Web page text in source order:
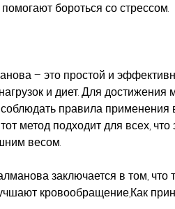
бороться со стрессом.
– это простой и
и диет. Для достижения
правила применения
метод подходит для всех,
весом.
заключается в том, что
кровообращение,Как